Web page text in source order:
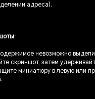
адреса).
невозможно
скриншот, затем
миниатюру в левую или